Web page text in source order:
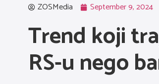
ZOSMedia September 9, 2024
Trend koji
RS-u nego